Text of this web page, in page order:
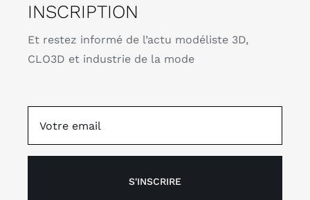
INSCRIPTION
Et restez informé de l’actu modéliste 3D,
CLO3D et industrie de la mode
S'INSCRIRE